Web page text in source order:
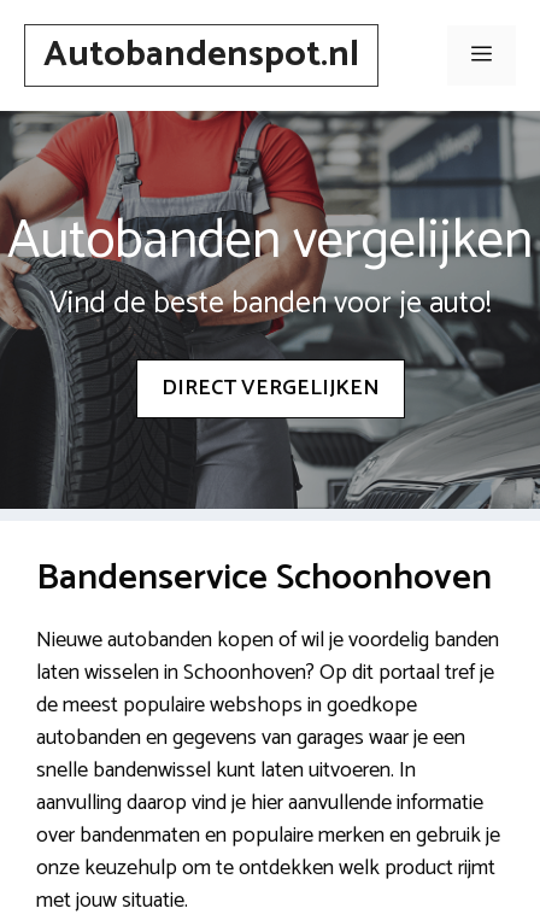
Spring
inhoudAutobandenspot.nl Menu
Autobanden vergelijken
Vind de beste banden voor je auto!
DIRECT VERGELIJKEN
Bandenservice Schoonhoven
Nieuwe autobanden kopen of wil je voordelig banden
laten wisselen in Schoonhoven? Op dit portaal tref je
de meest populaire webshops in goedkope
autobanden en gegevens van garages waar je een
snelle bandenwissel kunt laten uitvoeren. In
aanvulling daarop vind je hier aanvullende informatie
over bandenmaten en populaire merken en gebruik je
onze keuzehulp om te ontdekken welk product rijmt
met jouw situatie.